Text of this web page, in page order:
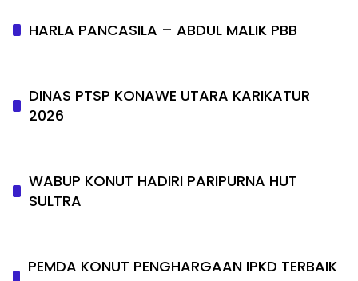
HARLA PANCASILA – ABDUL MALIK PBB
DINAS PTSP KONAWE UTARA KARIKATUR
2026
WABUP KONUT HADIRI PARIPURNA HUT
SULTRA
PEMDA KONUT PENGHARGAAN IPKD TERBAIK